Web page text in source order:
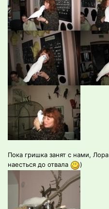
Пока гришка занят с нами,
наесться до отвала
)